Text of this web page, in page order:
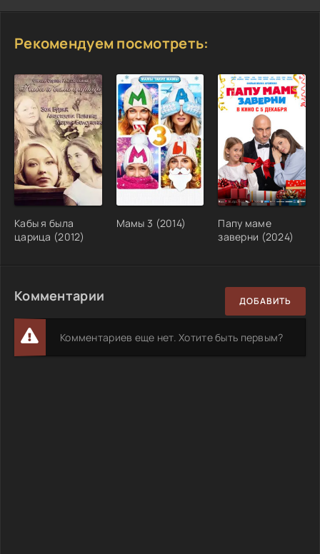
Рекомендуем посмотреть:
Кабы я была
царица (2012)
Мамы 3 (2014)
Папу маме
заверни (2024)
Комментарии ДОБАВИТЬ
Комментариев еще нет. Хотите быть первым?